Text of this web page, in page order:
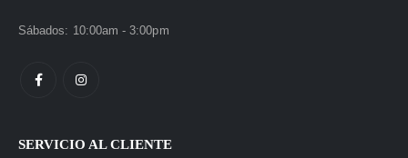
Sábados: 10:00am - 3:00pm
SERVICIO AL CLIENTE